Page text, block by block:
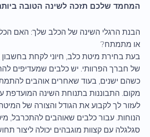
המחמד שלכם תזכה לשינה הטובה
הבנת הרגלי השינה של הכלב שלך: האם
או מתמתח?
בעת בחירת מיטת כלב, חיוני לקחת בחשבון
של חברך הפרוותי. יש כלבים שמעדיפים
כשהם ישנים, בעוד שאחרים אוהבים
מקום. התבוננות בתנוחת השינה המועדפת
לעזור לך לקבוע את הגודל והצורה של
הנוחות. עבור כלבים שאוהבים להתכרבל,
סגלגלה עם קצוות מוגבהים יכולה ליצור